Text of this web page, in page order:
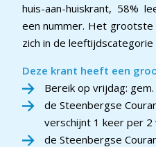
huis-aan-huiskrant, 58%
een nummer. Het
zich in de
Deze krant heeft een
Bereik op vrijdag: gem.
de Steenbergse
verschijnt 1 keer per 2
de Steenbergse